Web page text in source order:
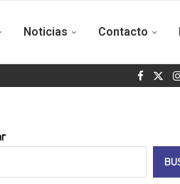
de Asamblea Continental
Noticias Contacto